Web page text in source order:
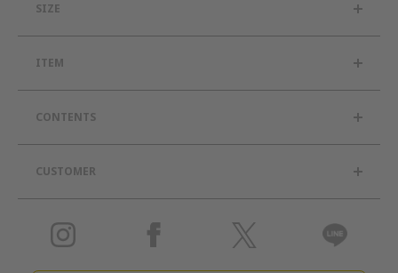
SIZE
ITEM
CONTENTS
CUSTOMER